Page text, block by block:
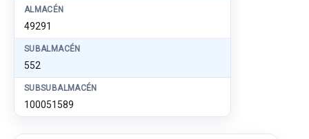
ALMACÉN
49291
SUBALMACÉN
552
SUBSUBALMACÉN
100051589